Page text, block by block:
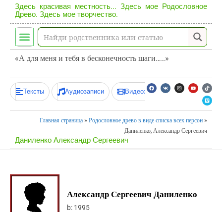
Здесь красивая местность... Здесь мое Родословное
Древо. Здесь мое творчество.
«А для меня и тебя в бесконечность шаги…..»
Тексты Аудиозаписи Видеозаписи
Главная страница » Родословное древо в виде списка всех персон »
Даниленко, Александр Сергеевич
Даниленко Александр Сергеевич
Александр Сергеевич Даниленко
b: 1995